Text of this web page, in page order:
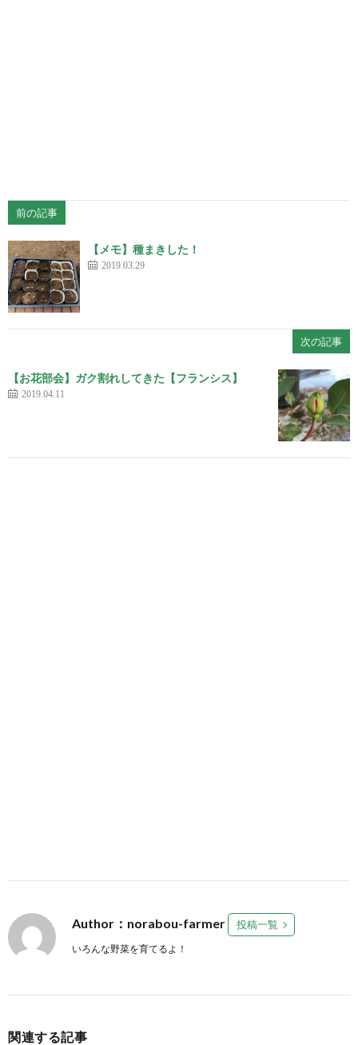
前の記事
【メモ】種まきした！
2019.03.29
次の記事
【お花部会】ガク割れしてきた【フランシス】
2019.04.11
Author：norabou-farmer 投稿一覧
いろんな野菜を育てるよ！
関連する記事